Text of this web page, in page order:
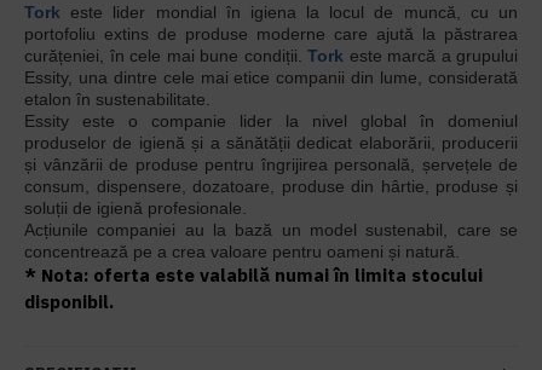
Tork este lider mondial în igiena la locul de muncă, cu un
portofoliu extins de produse moderne care ajută la păstrarea
curățeniei, în cele mai bune condiții. Tork este marcă a grupului
Essity, una dintre cele mai etice companii din lume, considerată
etalon în sustenabilitate.
Essity este o companie lider la nivel global în domeniul
produselor de igienă și a sănătății dedicat elaborării, producerii
și vânzării de produse pentru îngrijirea personală, șervețele de
consum, dispensere, dozatoare, produse din hârtie, produse și
soluții de igienă profesionale.
Acțiunile companiei au la bază un model sustenabil, care se
concentrează pe a crea valoare pentru oameni și natură.
* Nota: oferta este valabilă numai în limita stocului
disponibil.